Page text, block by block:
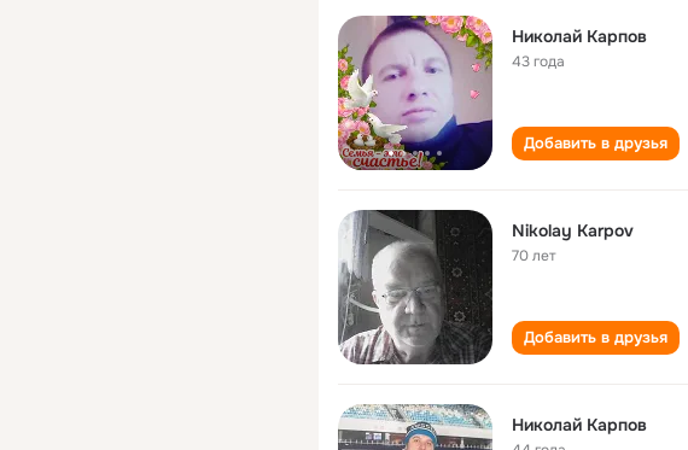
Николай Карпов
43 года
Добавить в друзья
Nikolаy Karpov
70 лет
Добавить в друзья
Николай Карпов